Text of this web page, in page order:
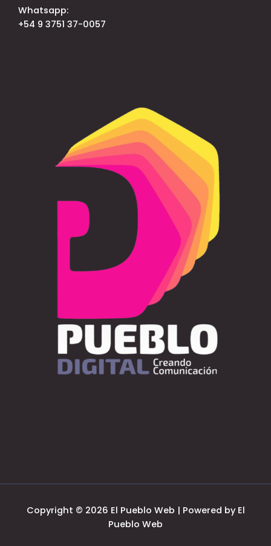
Whatsapp:
+54 9 3751 37-0057
Copyright © 2026 El Pueblo Web | Powered by El
Pueblo Web